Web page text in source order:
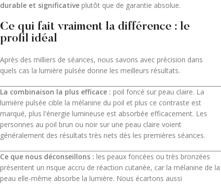
durable et significative plutôt que de garantie absolue.
Ce qui fait vraiment la différence : le
profil idéal
Après des milliers de séances, nous savons avec précision dans
quels cas la lumière pulsée donne les meilleurs résultats.
La combinaison la plus efficace : poil foncé sur peau claire. La
lumière pulsée cible la mélanine du poil et plus ce contraste est
marqué, plus l'énergie lumineuse est absorbée efficacement. Les
personnes au poil brun ou noir sur une peau claire voient
généralement des résultats très nets dès les premières séances.
Ce que nous déconseillons : les peaux foncées ou très bronzées
présentent un risque accru de réaction cutanée, car la mélanine de la
peau elle-même absorbe la lumière. Nous écartons aussi